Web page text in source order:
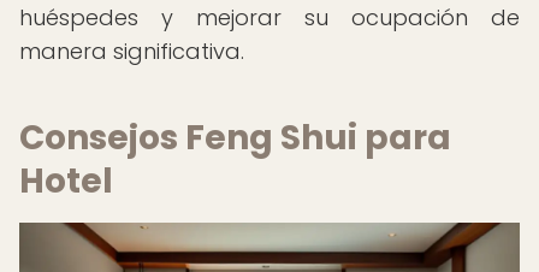
huéspedes y mejorar su ocupación de
manera significativa.
Consejos Feng Shui para
Hotel